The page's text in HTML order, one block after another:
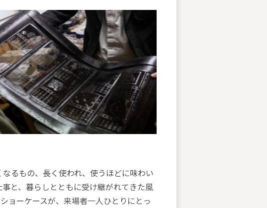
るもの、長く使われ、使うほどに味わい
と、暮らしとともに受け継がれてきた風
ョーケースが、来場者一人ひとりにとっ